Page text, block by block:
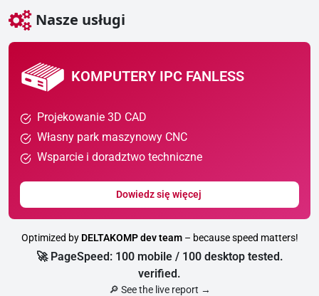
Nasze usługi
KOMPUTERY IPC FANLESS
Projekowanie 3D CAD
Własny park maszynowy CNC
Wsparcie i doradztwo techniczne
Dowiedz się więcej
Optimized by DELTAKOMP dev team– because speed matters!
🚀 PageSpeed: 100 mobile / 100 desktop tested.
verified.
🔎 See the live report →